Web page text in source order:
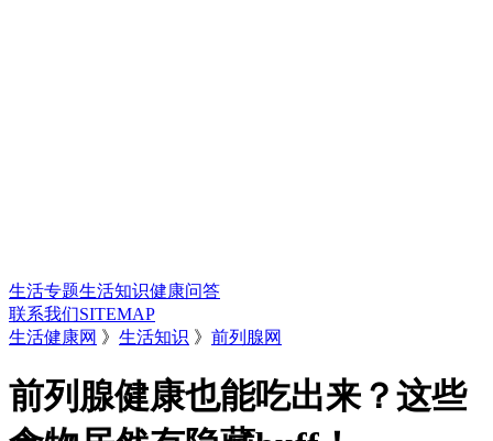
生活专题生活知识健康问答
联系我们SITEMAP
生活健康网 》 生活知识 》 前列腺网
前列腺健康也能吃出来？这些